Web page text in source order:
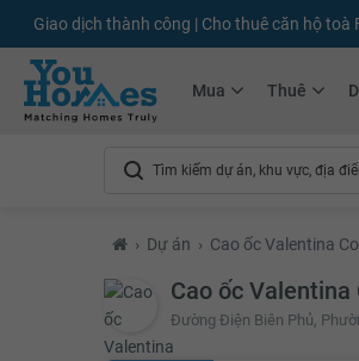
Giao dịch thành công | Cho thuê căn hộ toà
Mua Thuê
› Dự án › Cao ốc Valentina
Cao ốc Valentina
Đường Điện Biên Phủ,